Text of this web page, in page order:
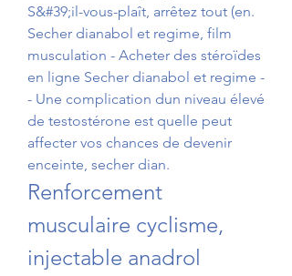
S&#39;il-vous-plaît, arrêtez tout (en.
Secher dianabol et regime, film
musculation - Acheter des stéroïdes
en ligne Secher dianabol et regime -
- Une complication dun niveau élevé
de testostérone est quelle peut
affecter vos chances de devenir
enceinte, secher dian.
Renforcement
musculaire cyclisme,
injectable anadrol